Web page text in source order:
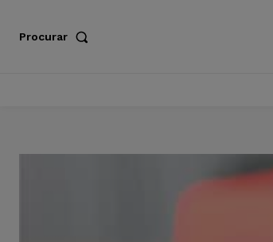
Procurar